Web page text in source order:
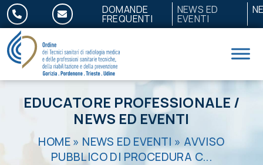
Salta al contenuto DOMANDE
FREQUENTI
NEWS ED
EVENTI
EDUCATORE PROFESSIONALE /
NEWS ED EVENTI
HOME» NEWS ED EVENTI » AVVISO
PUBBLICO DI PROCEDURA C...